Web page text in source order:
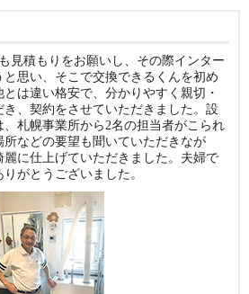
見積もりをお願いし、その際インター
思い、そこで交換できるくんを初め
は違い格安で、分かりやすく親切・
き、契約をさせていただきました。設
札幌事業所から2名の担当者がこられ
所などの要望も聞いていただきなが
麗に仕上げていただきました。夫婦で
がとうございました。